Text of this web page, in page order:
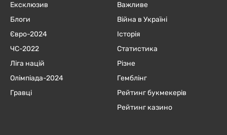
Ексклюзив
Блоги
Євро-2024
ЧC-2022
Ліга націй
Олімпіада-2024
Гравці
Важливе
Війна в Україні
Історія
Статистика
Різне
Гемблінг
Рейтинг букмекерів
Рейтинг казино